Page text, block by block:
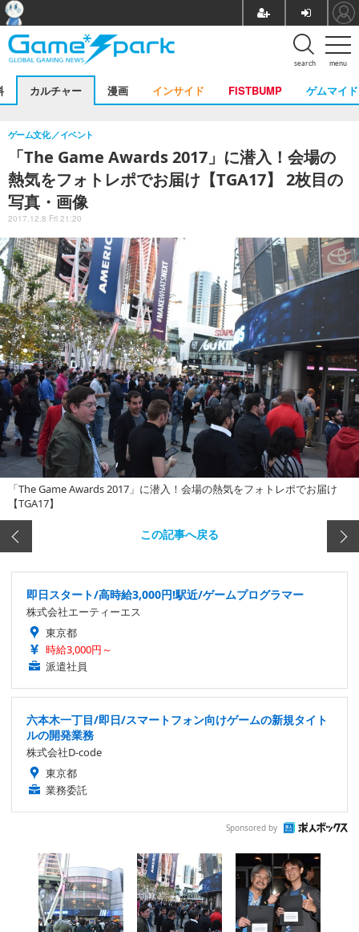
menu
search
カルチャー 漫画 インサイド FISTBUMP ゲムマイド
「The Game Awards 2017」に潜入！会場の
熱気をフォトレポでお届け【TGA17】 2枚目の
写真・画像
ゲーム文化 イベント
2017.12.8 Fri 21:20
「The Game Awards 2017」に潜入！会場の熱気をフォトレポでお届け
【TGA17】
この記事へ戻る
即日スタート/高時給3,000円!駅近/ゲームプログラマー
株式会社エーティーエス
東京都
時給3,000円～
派遣社員
六本木一丁目/即日/スマートフォン向けゲームの新規タイト
ルの開発業務
株式会社D-code
東京都
業務委託
Sponsored by